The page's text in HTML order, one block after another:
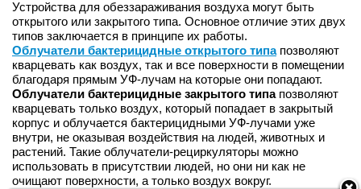
Устройства для обеззараживания воздуха могут быть
открытого или закрытого типа. Основное отличие этих двух
типов заключается в принципе их работы.
Облучатели бактерицидные открытого типапозволяют
кварцевать как воздух, так и все поверхности в помещении
благодаря прямым УФ-лучам на которые они попадают.
Облучатели бактерицидные закрытого типа позволяют
кварцевать только воздух, который попадает в закрытый
корпус и облучается бактерицидными УФ-лучами уже
внутри, не оказывая воздействия на людей, животных и
растений. Такие облучатели-рециркуляторы можно
использовать в присутствии людей, но они ни как не
очищают поверхности, а только воздух вокруг.